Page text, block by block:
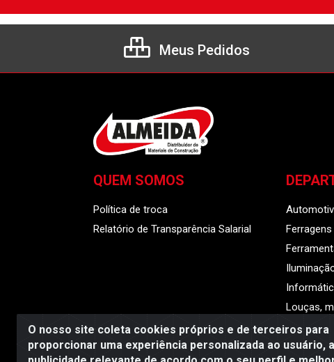
O nosso site coleta cookies próprios e de terceiros para
proporcionar uma experiência personalizada ao usuário,
Meus Pedidos
QUEM SOMOS
Política de troca
Relatório de Transparência Salarial
Ferragens
Louças,
Almeida Distribuidor -